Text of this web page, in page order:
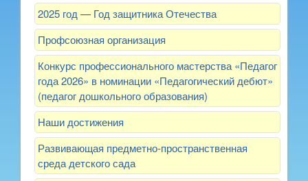
2025 год — Год защитника Отечества
Профсоюзная организация
Конкурс профессионального мастерства «Педагог
года 2026» в номинации «Педагогический дебют»
(педагог дошкольного образования)
Наши достижения
Развивающая предметно-пространственная
среда детского сада